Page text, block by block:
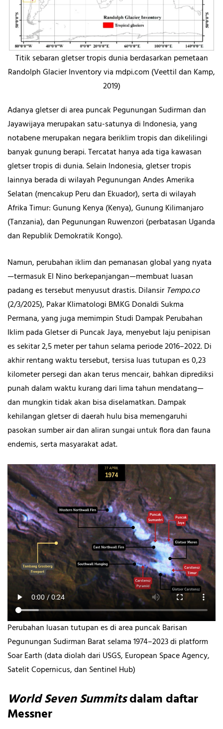
Titik sebaran gletser tropis dunia berdasarkan pemetaan
Randolph Glacier Inventory via mdpi.com (Veettil dan Kamp,
2019)
Adanya gletser di area puncak Pegunungan Sudirman dan
Jayawijaya merupakan satu-satunya di Indonesia, yang
notabene merupakan negara beriklim tropis dan dikelilingi
banyak gunung berapi. Tercatat hanya ada tiga kawasan
gletser tropis di dunia. Selain Indonesia, gletser tropis
lainnya berada di wilayah Pegunungan Andes Amerika
Selatan (mencakup Peru dan Ekuador), serta di wilayah
Afrika Timur: Gunung Kenya (Kenya), Gunung Kilimanjaro
(Tanzania), dan Pegunungan Ruwenzori (perbatasan Uganda
dan Republik Demokratik Kongo).
Namun, perubahan iklim dan pemanasan global yang nyata
—termasuk El Nino berkepanjangan—membuat luasan
padang es tersebut menyusut drastis. Dilansir Tempo.co
(2/3/2025), Pakar Klimatologi BMKG Donaldi Sukma
Permana, yang juga memimpin Studi Dampak Perubahan
Iklim pada Gletser di Puncak Jaya, menyebut laju penipisan
es sekitar 2,5 meter per tahun selama periode 2016–2022. Di
akhir rentang waktu tersebut, tersisa luas tutupan es 0,23
kilometer persegi dan akan terus mencair, bahkan diprediksi
punah dalam waktu kurang dari lima tahun mendatang—
dan mungkin tidak akan bisa diselamatkan. Dampak
kehilangan gletser di daerah hulu bisa memengaruhi
pasokan sumber air dan aliran sungai untuk flora dan fauna
endemis, serta masyarakat adat.
Perubahan luasan tutupan es di area puncak Barisan
Pegunungan Sudirman Barat selama 1974–2023 di platform
Soar Earth (data diolah dari USGS, European Space Agency,
Satelit Copernicus, dan Sentinel Hub)
World Seven Summitsdalam daftar
Messner